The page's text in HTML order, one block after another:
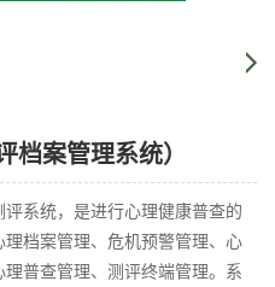
案管理系统）
系统，是进行心理健康普查的
档案管理、危机预警管理、心
普查管理、测评终端管理。系